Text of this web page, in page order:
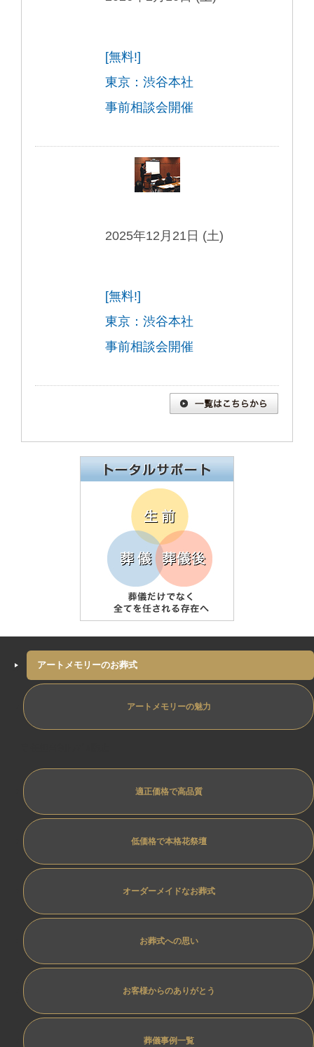
[無料!]
東京：渋谷本社
事前相談会開催
2025年12月21日 (土)
[無料!]
東京：渋谷本社
事前相談会開催
アートメモリーのお葬式
アートメモリーの魅力
適正価格で高品質
低価格で本格花祭壇
オーダーメイドなお葬式
お葬式への思い
お客様からのありがとう
葬儀事例一覧